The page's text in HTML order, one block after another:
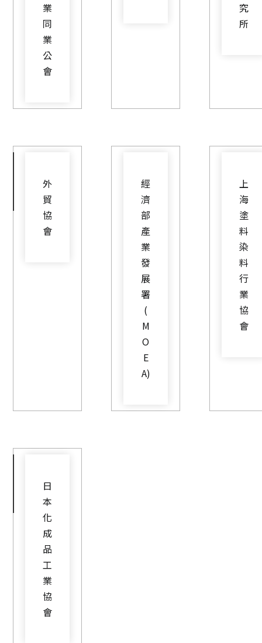
業
同
業
公
會
究
所
外
貿
協
會
經
濟
部
產
業
發
展
署
(
M
O
E
A)
上
海
塗
料
染
料
行
業
協
會
日
本
化
成
品
工
業
協
會